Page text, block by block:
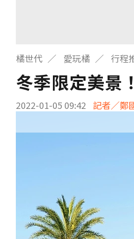
橘世代 愛玩橘 行程
冬季限定美景
2022-01-05 09:42 記者／鄭